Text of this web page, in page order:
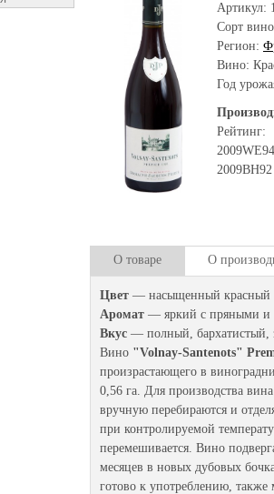
Артикул:
Сорт
Регион:
Вино:
Год
Рейтинг:
2009WE94
2009BH92
О товаре О
Цвет — насыщенный красный
Аромат — яркий с пряными и
Вкус — полный, бархатистый,
Вино "Volnay-Santenots"
произрастающего в
0,56 га. Для производства
вручную перебираются и
при контролируемой
перемешивается. Вино
месяцев в новых дубовых
готово к употреблению, также